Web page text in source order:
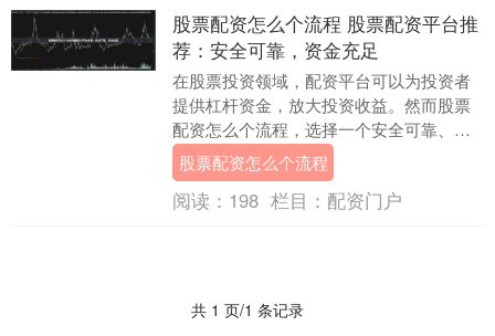
股票配资怎么个流程 股票配资平台推
荐：安全可靠，资金充足
在股票投资领域，配资平台可以为投资者
提供杠杆资金，放大投资收益。然而股票
配资怎么个流程，选择一个安全可靠、资
金充足的配资平台至关重要。以下推荐几
个值得信赖的股票....
股票配资怎么个流程
阅读： 198 栏目： 配资门户
共 1 页/1 条记录